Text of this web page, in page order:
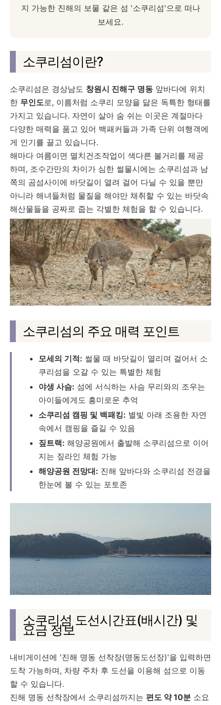
지 가능한 진해의 보물 같은 섬 '소쿠리섬'으로 떠나
보세요.
소쿠리섬이란?
소쿠리섬은 경상남도 창원시 진해구 명동 앞바다에 위치
한 무인도로, 이름처럼 소쿠리 모양을 닮은 독특한 형태를
가지고 있습니다. 자연이 살아 숨 쉬는 이곳은 계절마다
다양한 매력을 품고 있어 백패커들과 가족 단위 여행객에
게 인기를 끌고 있습니다.
해마다 여름이면 멸치건조작업이 색다른 볼거리를 제공
하며, 조수간만의 차이가 심한 썰물시에는 소쿠리섬과 남
쪽의 곰섬사이에 바닷길이 열려 걸어 다닐 수 있을 뿐만
아니라 해녀들처럼 물질을 해야만 채취할 수 있는 바닷속
해산물들을 공짜로 줍는 각별한 체험을 할 수 있습니다.
소쿠리섬의 주요 매력 포인트
모세의 기적: 썰물 때 바닷길이 열리며 걸어서 소
쿠리섬을 오갈 수 있는 특별한 체험
야생 사슴: 섬에 서식하는 사슴 무리와의 조우는
아이들에게도 흥미로운 추억
소쿠리섬 캠핑 및 백패킹: 별빛 아래 조용한 자연
속에서 캠핑을 즐길 수 있음
짚트랙: 해양공원에서 출발해 소쿠리섬으로 이어
지는 짚라인 체험 가능
해양공원 전망대: 진해 앞바다와 소쿠리섬 전경을
한눈에 볼 수 있는 포토존
소쿠리섬 도선시간표(배시간) 및
요금 정보
내비게이션에 '진해 명동 선착장(명동도선장)'을 입력하면
도착 가능하며, 차량 주차 후 도선을 이용해 섬으로 이동
할 수 있습니다.
진해 명동 선착장에서 소쿠리섬까지는 편도 약 10분 소요